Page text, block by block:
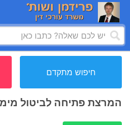
חיפוש מתקדם
המרצת פתיחה לביטול